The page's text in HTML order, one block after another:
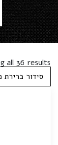
all 36 results